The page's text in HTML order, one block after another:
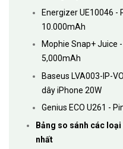
Energizer UE10046 -
10.000mAh
Mophie Snap+ Juice
5,000mAh
Baseus LVA003-IP-
dây iPhone 20W
Genius ECO U261 -
Bảng so sánh các
nhất